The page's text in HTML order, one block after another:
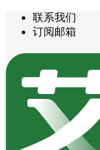
联系我们
订阅邮箱